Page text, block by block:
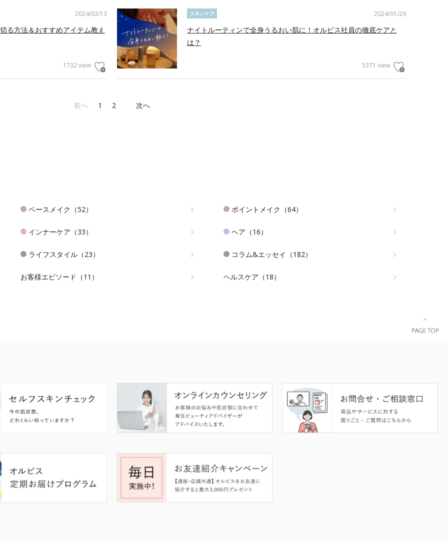
2024/03/13
る方法＆おすすめアイテム教え
1732 view
2024/01/29
スキンケア
ナイトルーティンで全身うるおい肌に！オルビス社員の徹底ケアと
は？
5371 view
前へ 1 2 次へ
ベースメイク（52） ポイントメイク（64）
インナーケア（33） ヘア（16）
ライフスタイル（23） コラム&エッセイ（182）
お客様エピソード（11） ヘルスケア（18）